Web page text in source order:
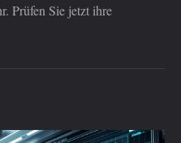
Prüfen Sie jetzt ihre